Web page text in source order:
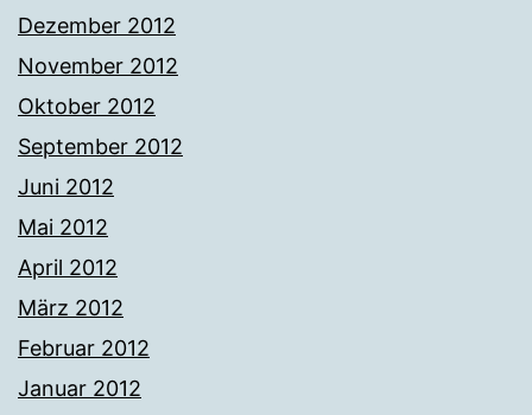
Dezember 2012
November 2012
Oktober 2012
September 2012
Juni 2012
Mai 2012
April 2012
März 2012
Februar 2012
Januar 2012